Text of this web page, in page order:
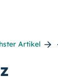
Artikel